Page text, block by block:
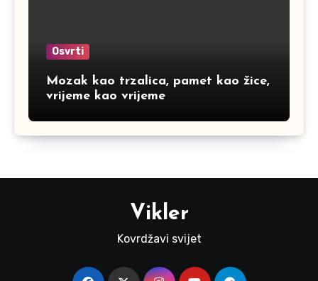
Osvrti
Mozak kao trzalica, pamet kao žice,
vrijeme kao vrijeme
Vikler
Kovrdžavi svijet